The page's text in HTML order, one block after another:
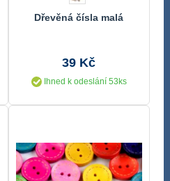
Dřevěná čísla malá
39 Kč
Ihned k odeslání 53ks